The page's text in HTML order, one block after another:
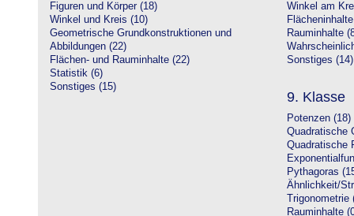
Figuren und Körper (18)
Winkel und Kreis (10)
Geometrische Grundkonstruktionen und
Abbildungen (22)
Flächen- und Rauminhalte (22)
Statistik (6)
Sonstiges (15)
Winkel am
Rauminhalte
Sonstiges (14)
9. Klasse
Potenzen (18)
Quadratische
Quadratische
Pythagoras
Ähnlichkeit/
Trigonometrie
Rauminhalte